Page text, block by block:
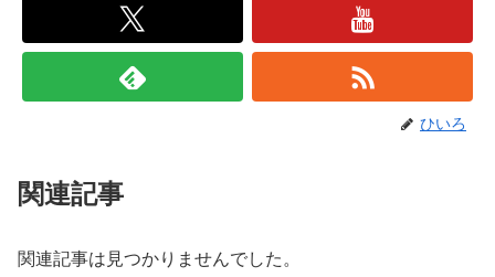
ひいろ
関連記事
関連記事は見つかりませんでした。